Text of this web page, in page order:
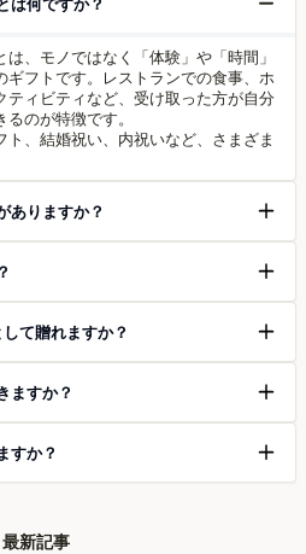
は何ですか？
、モノではなく「体験」や「時間」
ギフトです。レストランでの食事、ホ
ティビティなど、受け取った方が自分
のが特徴です。
、結婚祝い、内祝いなど、さまざま
ありますか？
て贈れますか？
ますか？
すか？
最新記事